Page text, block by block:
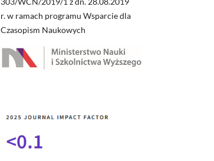
r. w ramach programu Wsparcie dla
Czasopism Naukowych